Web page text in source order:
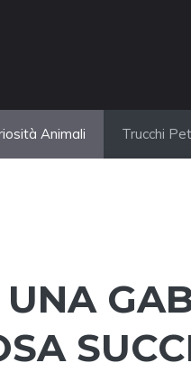
Animali Trucchi